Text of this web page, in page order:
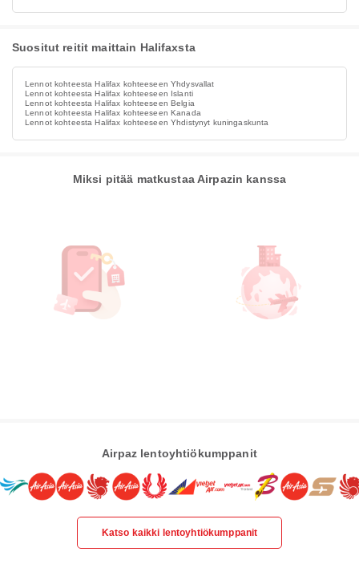
Suositut reitit maittain Halifaxsta
Lennot kohteesta Halifax kohteeseen Yhdysvallat
Lennot kohteesta Halifax kohteeseen Islanti
Lennot kohteesta Halifax kohteeseen Belgia
Lennot kohteesta Halifax kohteeseen Kanada
Lennot kohteesta Halifax kohteeseen Yhdistynyt kuningaskunta
Miksi pitää matkustaa Airpazin kanssa
Airpaz lentoyhtiökumppanit
Katso kaikki lentoyhtiökumppanit